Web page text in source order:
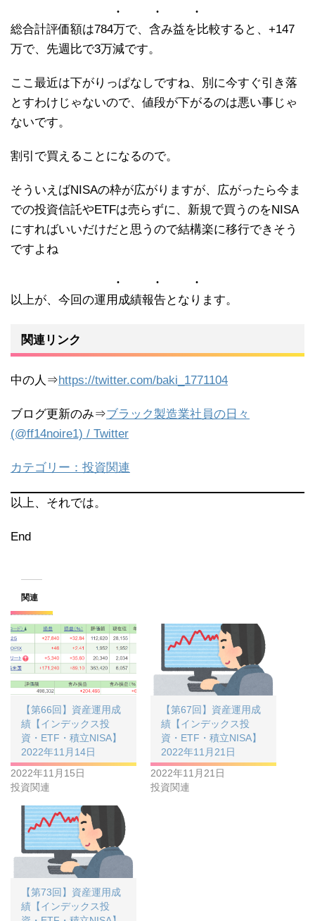
総合計評価額は784万で、含み益を比較すると、+147
万で、先週比で3万減です。
ここ最近は下がりっぱなしですね、別に今すぐ引き落
とすわけじゃないので、値段が下がるのは悪い事じゃ
ないです。
割引で買えることになるので。
そういえばNISAの枠が広がりますが、広がったら今ま
での投資信託やETFは売らずに、新規で買うのをNISA
にすればいいだけだと思うので結構楽に移行できそう
ですよね
以上が、今回の運用成績報告となります。
関連リンク
中の人⇒https://twitter.com/baki_1771104
ブログ更新のみ⇒ブラック製造業社員の日々
(@ff14noire1) / Twitter
カテゴリー：投資関連
以上、それでは。
End
関連
【第66回】資産運用成
績【インデックス投
資・ETF・積立NISA】
2022年11月14日
2022年11月15日
投資関連
【第67回】資産運用成
績【インデックス投
資・ETF・積立NISA】
2022年11月21日
2022年11月21日
投資関連
【第73回】資産運用成
績【インデックス投